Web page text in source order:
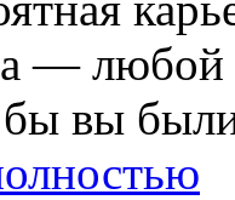
—
бы вы